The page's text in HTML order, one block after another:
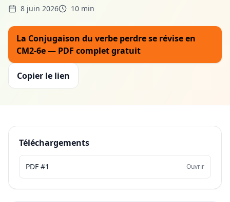
8 juin 2026 10 min
La Conjugaison du verbe perdre se révise en
CM2-6e — PDF complet gratuit
Copier le lien
Téléchargements
PDF #1 Ouvrir